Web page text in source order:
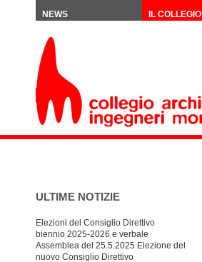
NEWS IL COLLEGIO
ULTIME NOTIZIE
Elezioni del Consiglio Direttivo
biennio 2025-2026 e verbale
Assemblea del 25.5.2025 Elezione del
nuovo Consiglio Direttivo